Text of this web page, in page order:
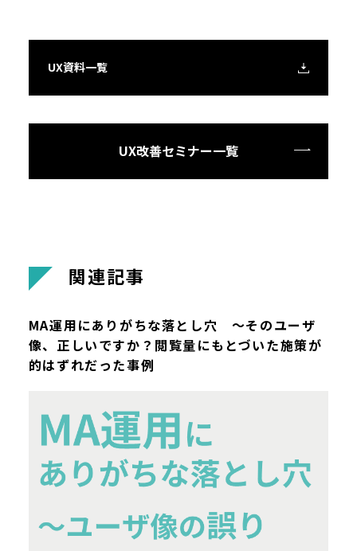
UX資料一覧
UX改善セミナー一覧
関連記事
MA運用にありがちな落とし穴 ～そのユーザ
像、正しいですか？閲覧量にもとづいた施策が
的はずれだった事例